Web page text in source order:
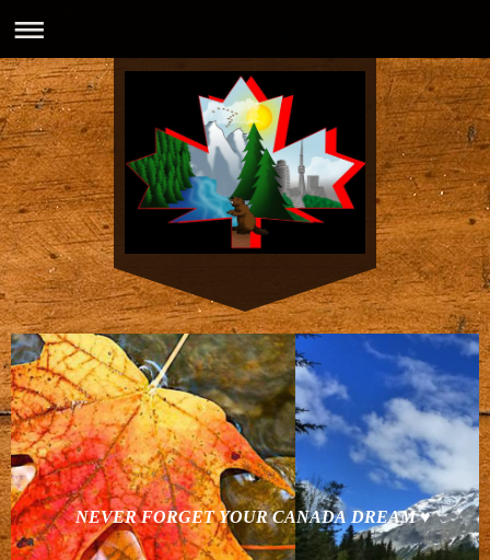
NEVER FORGET YOUR CANADA DREAM ♥